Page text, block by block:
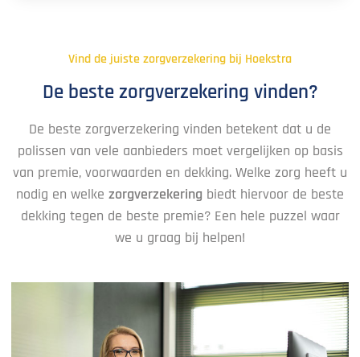
Vind de juiste zorgverzekering bij Hoekstra
De beste zorgverzekering vinden?
De beste zorgverzekering vinden betekent dat u de
polissen van vele aanbieders moet vergelijken op basis
van premie, voorwaarden en dekking. Welke zorg heeft u
nodig en welke zorgverzekering biedt hiervoor de beste
dekking tegen de beste premie? Een hele puzzel waar
we u graag bij helpen!